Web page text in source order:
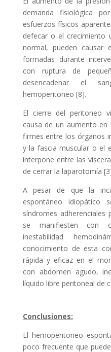
demanda fisiológica
esfuerzos físicos
defecar o el crecimiento
normal, pueden causar
formadas durante
con ruptura de
desencadenar el
hemoperitoneo [8].
El cierre del peritoneo
causa de un aumento en
firmes entre los órganos
y la fascia muscular o el
interpone entre las
de cerrar la laparotomía
A pesar de que la
espontáneo
síndromes adherenciales
se manifiesten con
inestabilidad
conocimiento de esta
rápida y eficaz en el
con abdomen agudo,
líquido libre peritoneal de
Conclusiones:
El hemoperitoneo
poco frecuente que